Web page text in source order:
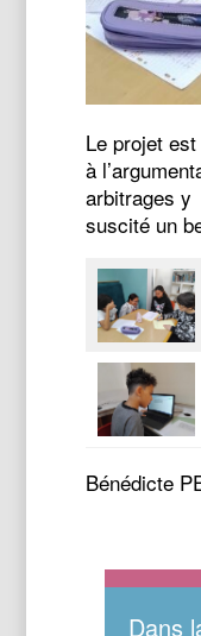
Le projet
à
arbitrages y
suscité un
Bénédicte
Dans